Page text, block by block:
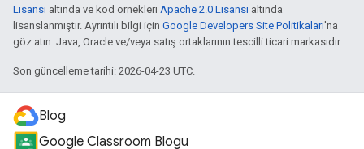
Lisansı altında ve kod örnekleri Apache 2.0 Lisansı altında
lisanslanmıştır. Ayrıntılı bilgi için Google Developers Site Politikaları'na
göz atın. Java, Oracle ve/veya satış ortaklarının tescilli ticari markasıdır.
Son güncelleme tarihi: 2026-04-23 UTC.
Blog
Google Classroom Blogu